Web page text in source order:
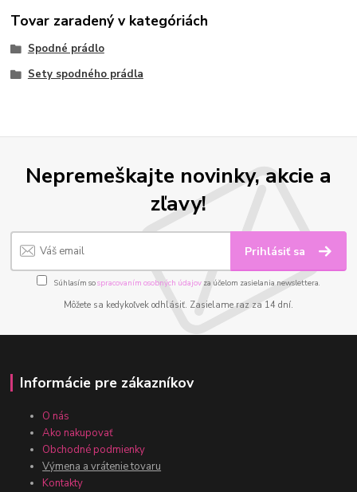
Tovar zaradený v kategóriách
Spodné prádlo
Sety spodného prádla
Nepremeškajte novinky, akcie a
zľavy!
Prihlásiť sa
Súhlasím sospracovaním osobných údajov za účelom zasielania newslettera.
Môžete sa kedykoľvek odhlásiť. Zasielame raz za 14 dní.
Informácie pre zákazníkov
O nás
Ako nakupovať
Obchodné podmienky
Výmena a vrátenie tovaru
Kontakty